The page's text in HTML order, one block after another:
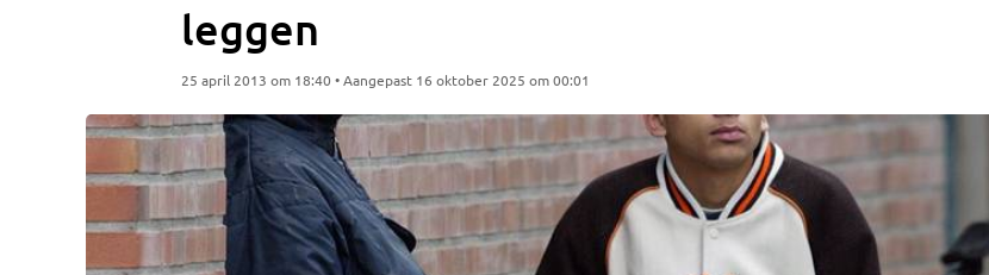
leggen
25 april 2013 om 18:40 • Aangepast 16 oktober 2025 om 00:01